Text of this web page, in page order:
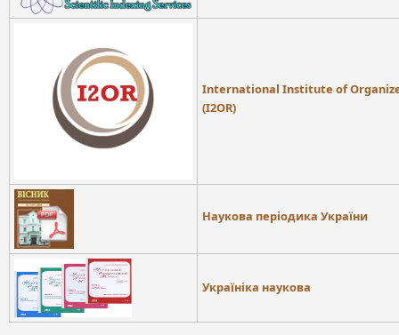
International Institute of
(I2OR)
Наукова періодика України
Україніка наукова